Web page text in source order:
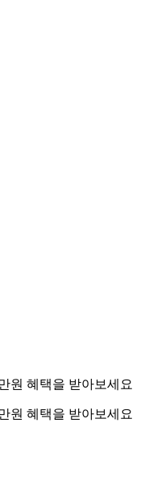
원 혜택을 받아보세요
원 혜택을 받아보세요